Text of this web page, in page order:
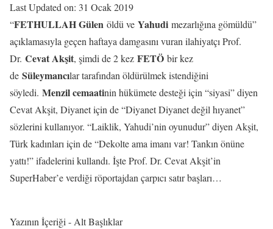
Last Updated on: 31 Ocak 2019
“FETHULLAH Gülen öldü ve Yahudi mezarlığına gömüldü”
açıklamasıyla geçen haftaya damgasını vuran ilahiyatçı Prof.
Dr. Cevat Akşit, şimdi de 2 kez FETÖ bir kez
de Süleymancılar tarafından öldürülmek istendiğini
söyledi. Menzil cemaatinin hükümete desteği için “siyasi” diyen
Cevat Akşit, Diyanet için de “Diyanet Diyanet değil hıyanet”
sözlerini kullanıyor. “Laiklik, Yahudi’nin oyunudur” diyen Akşit,
Türk kadınları için de “Dekolte ama imanı var! Tankın önüne
yattı!” ifadelerini kullandı. İşte Prof. Dr. Cevat Akşit’in
SuperHaber’e verdiği röportajdan çarpıcı satır başları…
Yazının İçeriği - Alt Başlıklar